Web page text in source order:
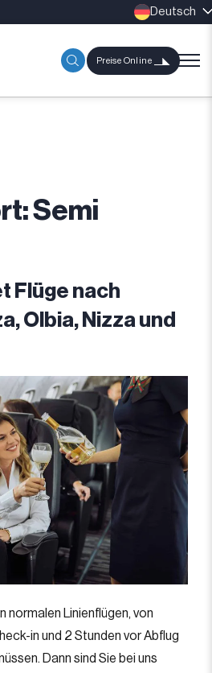
Deutsch
Preise Online
Semi
Flüge nach
Olbia, Nizza und
normalen Linienflügen, von
in und 2 Stunden vor Abflug
Dann sind Sie bei uns